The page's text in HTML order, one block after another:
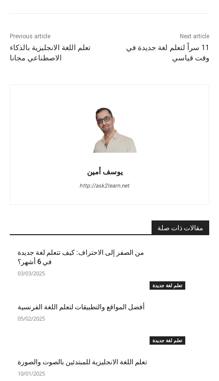
Previous article
تعلم اللغة الانجليزية بالذكاء
الاصطناعي مجانا
Next article
11 سراً لتعلم لغة جديدة في
وقت قياسي
يوسف أمين
http://ask2learn.net
مقالات ذات صلة
تعلم لغة جديدة
من الصفر إلى الاحتراف: كيف تتعلم لغة جديدة
في 6 أشهر؟
03/03/2025
تعلم لغة جديدة
أفضل المواقع والتطبيقات لتعلم اللغة الفرنسية
05/02/2025
تعلم اللغة الانجليزية للمبتدئين بالصوت والصورة​
10/01/2025